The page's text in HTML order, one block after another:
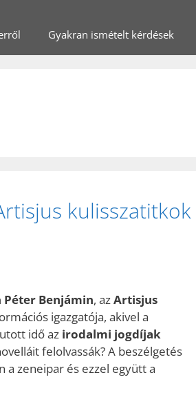
Gyakran ismételt kérdések
kulisszatitkok
Péter Benjámin, azArtisjus
igazgatója, akivel a
idő az irodalmi jogdíjak
felolvassák? A beszélgetés
a zeneipar és ezzel együtt a